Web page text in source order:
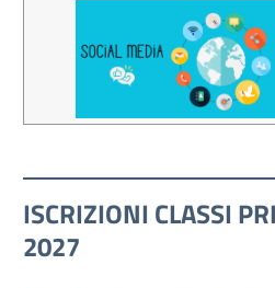
ISCRIZIONI CLASSI
2027